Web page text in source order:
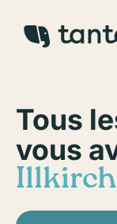
Tous
vous